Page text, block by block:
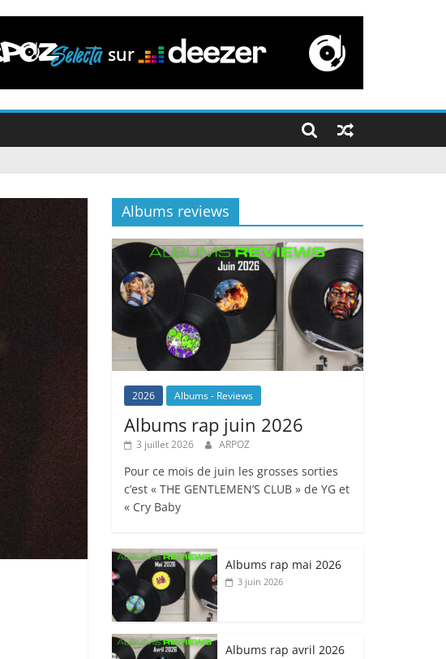
Albums reviews
2026 Albums - Reviews
Albums rap juin 2026
3 juillet 2026 ARPOZ
Pour ce mois de juin les grosses sorties
c’est « THE GENTLEMEN’S CLUB » de YG et
« Cry Baby
Albums rap mai 2026
3 juin 2026
Albums rap avril 2026